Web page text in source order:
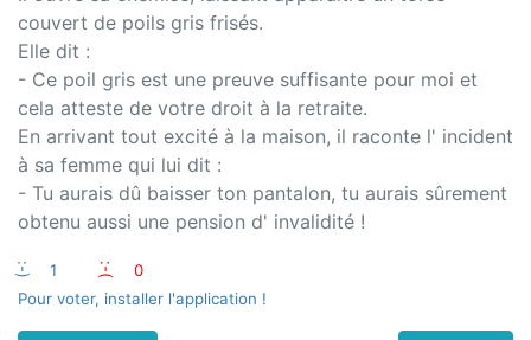
couvert de poils gris frisés.
Elle dit :
- Ce poil gris est une preuve suffisante pour moi et
cela atteste de votre droit à la retraite.
En arrivant tout excité à la maison, il raconte l' incident
à sa femme qui lui dit :
- Tu aurais dû baisser ton pantalon, tu aurais sûrement
obtenu aussi une pension d' invalidité !
:-) 1 :-(
0
Pour voter, installer l'application !